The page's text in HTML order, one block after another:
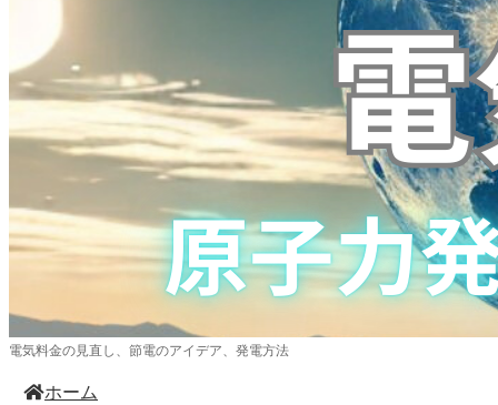
電気料金の見直し、節電のアイデア、発電方法
ホーム